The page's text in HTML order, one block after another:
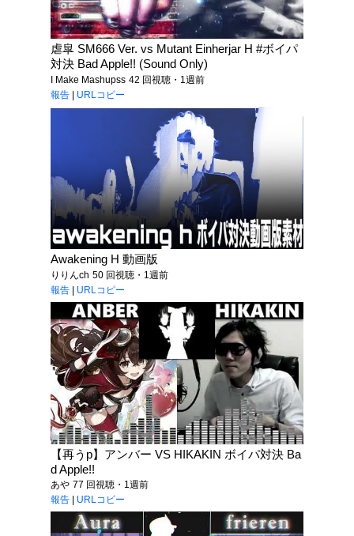
虐皐 SM666 Ver. vs Mutant Einherjar H #ボイパ
対決 Bad Apple!! (Sound Only)
I Make Mashupss 42 回視聴・1週前
報告
URLコピー
Awakening H 動画版
りりんch 50 回視聴・1週前
報告
URLコピー
【再うp】アンバー VS HIKAKIN ボイパ対決 Ba
d Apple!!
あや 77 回視聴・1週前
報告
URLコピー